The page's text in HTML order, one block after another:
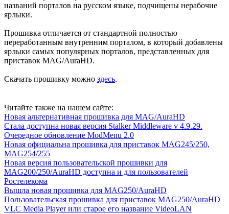
названий порталов на русском языке, подчищены нерабочие
ярлыки.
Прошивка отличается от стандартной полностью
переработанным внутренним порталом, в который добавлены
ярлыки самых популярных порталов, представленных для
приставок MAG/AuraHD.
Скачать прошивку можно здесь.
Читайте также на нашем сайте:
Новая альтернативная прошивка для MAG/AuraHD
Стала доступна новая версия Stalker Middleware v 4.9.29.
Очередное обновление ModMenu 2.0
Новая официальна прошивка для приставок MAG245/250,
MAG254/255
Новая версия пользовательской прошивки для
MAG200/250/AuraHD доступна и для пользователей
Ростелекома
Вышла новая прошивка для MAG250/AuraHD
Пользовательская прошивка для приставок MAG250/AuraHD
VLC Media Player или старое его название VideoLAN